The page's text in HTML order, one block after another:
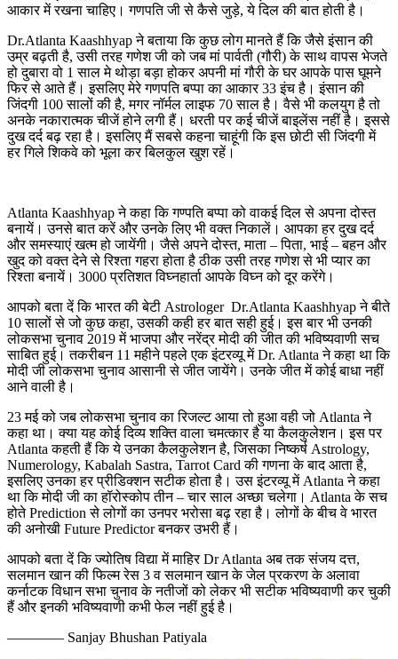
आकार में रखना चाहिए। गणपति जी से कैसे जुड़े, ये दिल की बात होती है।
Dr.Atlanta Kaashhyap ने बताया कि कुछ लोग मानते हैं कि जैसे इंसान की
उम्र बढ़ती है, उसी तरह गणेश जी को जब मां पार्वती (गौरी) के साथ वापस भेजते
हो दुबारा वो 1 साल मे थोड़ा बड़ा होकर अपनी मां गौरी के घर आपके पास घूमने
फिर से आते हैं। इसलिए मेरे गणपति बप्‍पा का आकार 33 इंच है। इंसान की
जिंदगी 100 सालों की है, मगर नॉर्मल लाइफ 70 साल है। वैसे भी कलयुग है तो
अनके नकारात्‍मक चीजें होने लगी हैं। धरती पर कई चीजें बाइलेंस नहीं है। इससे
दुख दर्द बढ़ रहा है। इसलिए मैं सबसे कहना चाहूंगी कि इस छोटी सी जिंदगी में
हर गिले शिकवे को भूला कर बिलकुल खुश रहें।
Atlanta Kaashhyap ने कहा कि गण्‍पति बप्‍पा को वाकई दिल से अपना दोस्‍त
बनायें। उनसे बात करें और उनके लिए भी वक्‍त निकालें। आपका हर दुख दर्द
और समस्‍याएं खत्‍म हो जायेंगी। जैसे अपने दोस्‍त, माता – पिता, भाई – बहन और
खुद को वक्‍त देने से रिश्‍ता गहरा होता है ठीक उसी तरह गणेश से भी प्‍यार का
रिश्‍ता बनायें। 3000 प्रतिशत विघ्‍नहार्ता आपके विघ्‍न को दूर करेंगे।
आपको बता दें कि भारत की बेटी Astrologer Dr.Atlanta Kaashhyap ने बीते
10 सालों से जो कुछ कहा, उसकी कही हर बात सही हुई। इस बार भी उनकी
लोकसभा चुनाव 2019 में भाजपा और नरेंद्र मोदी की जीत की भविष्‍यवाणी सच
साबित हुई। तकरीबन 11 महीने पहले एक इंटरव्यू में Dr. Atlanta ने कहा था कि
मोदी जी लोकसभा चुनाव आसानी से जीत जायेंगे। उनके जीत में कोई बाधा नहीं
आने वाली है।
23 मई को जब लोकसभा चुनाव का रिजल्‍ट आया तो हुआ वही जो Atlanta ने
कहा था। क्‍या यह कोई दिव्य शक्ति वाला चमत्‍कार है या कैलकुलेशन। इस पर
Atlanta कहती हैं कि ये उनका कैलकुलेशन है, जिसका निष्‍कर्ष Astrology,
Numerology, Kabalah Sastra, Tarrot Card की गणना के बाद आता है,
इसलिए उनका हर प्रीडिक्‍शन सटीक होता है। उस इंटरव्यू में Atlanta ने कहा
था कि मोदी जी का हॉरोस्‍कोप तीन – चार साल अच्‍छा चलेगा। Atlanta के सच
होते Prediction से लोगों का उनपर भरोसा बढ़ रहा है। लोगों के बीच वे भारत
की अनोखी Future Predictor बनकर उभरी हैं।
आपको बता दें कि ज्‍योतिष विद्या में माहिर Dr Atlanta अब तक संजय दत्त,
सलमान खान की फिल्‍म रेस 3 व सलमान खान के जेल प्रकरण के अलावा
कर्नाटक विधान सभा चुनाव के नतीजों को लेकर भी सटीक भविष्‍यवाणी कर चुकी
हैं और इनकी भविष्‍यवाणी कभी फेल नहीं हुई है।
———— Sanjay Bhushan Patiyala